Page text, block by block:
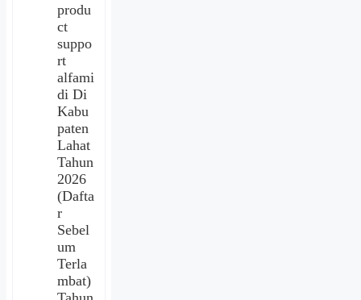
produ
ct
suppo
rt
alfami
di Di
Kabu
paten
Lahat
Tahun
2026
(Dafta
r
Sebel
um
Terla
mbat)